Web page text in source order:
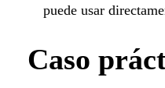
puede usar
Caso